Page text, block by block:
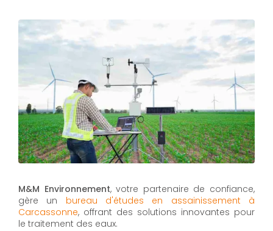
M&M Environnement, votre partenaire de confiance,
gère un bureau d'études en assainissement à
Carcassonne, offrant des solutions innovantes pour
le traitement des eaux.